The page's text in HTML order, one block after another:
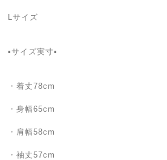
Lサイズ
▪サイズ実寸▪
・着丈78cm
・身幅65cm
・肩幅58cm
・袖丈57cm